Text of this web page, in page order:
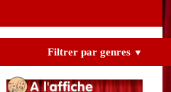
Filtrer par genres ▼